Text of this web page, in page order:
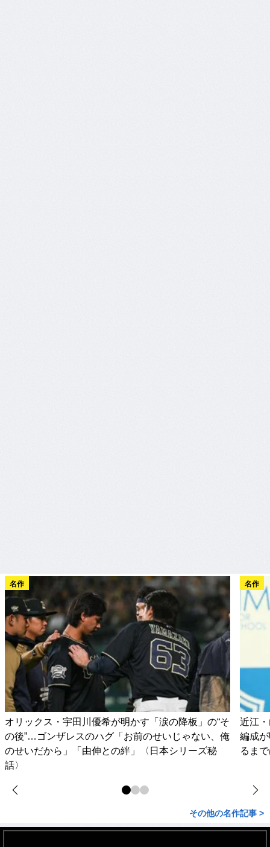
名作
オリックス・宇田川優希が明かす「涙の降板」の“そ
の後”…ゴンザレスのハグ「お前のせいじゃない、俺
のせいだから」「由伸との絆」〈日本シリーズ秘
話〉
名作
近江
編成
るま
その他の名作記事 >